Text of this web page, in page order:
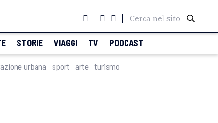
Cerca nel sito
STORIE VIAGGI TV PODCAST
urbana sport arte turismo